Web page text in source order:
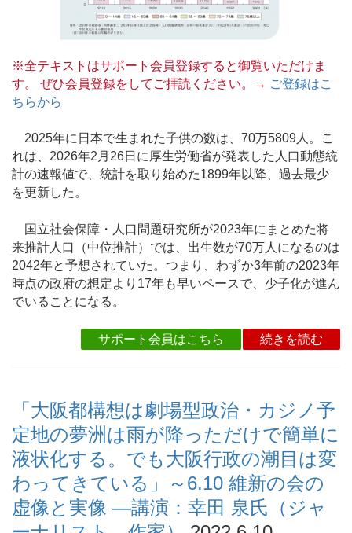
※全テキストはサポート会員登録すると御覧いただけま
す。 ぜひ会員登録をしてご拝読ください。→ ご登録はこ
ちらから
2025年に日本で生まれた子供の数は、70万5809人。こ
れは、2026年2月26日に厚生労働省が発表した人口動態統
計の速報値で、統計を取り始めた1899年以降、過去最少
を更新した。
国立社会保障・人口問題研究所が2023年にまとめた将
来推計人口（中位推計）では、出生数が70万人になるのは
2042年と予想されていた。つまり、わずか3年前の2023年
時点の政府の想定より17年も早いペースで、少子化が進ん
でいることになる。
サポート会員はこちら 続きを読む
「大阪都構想は劇場型政治・カジノ予
定地の夢洲は雨が降っただけで簡単に
液状化する。でも大阪行政の潮目は変
わってきている」～6.10 維新の会の
虚像と実像 ―講演：幸田 泉氏（ジャ